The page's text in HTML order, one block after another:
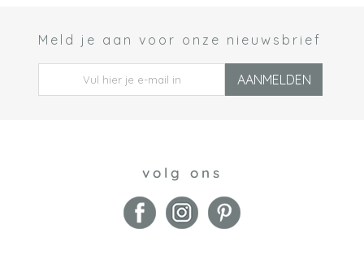
Meld je aan voor onze nieuwsbrief
AANMELDEN
volg ons